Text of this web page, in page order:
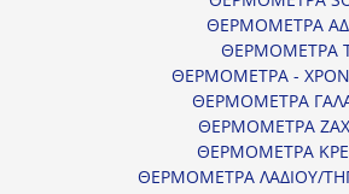
ΘΕΡΜΟΜΕΤΡΑ
ΘΕΡΜΟΜΕΤΡΑ
ΘΕΡΜΟΜΕΤΡΑ -
ΘΕΡΜΟΜΕΤΡΑ
ΘΕΡΜΟΜΕΤΡΑ
ΘΕΡΜΟΜΕΤΡΑ
ΘΕΡΜΟΜΕΤΡΑ ΛΑΔΙΟΥ/